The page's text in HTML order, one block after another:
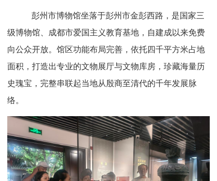
彭州市博物馆坐落于彭州市金彭西路，是国家三
级博物馆、成都市爱国主义教育基地，自建成以来免费
向公众开放。馆区功能布局完善，依托四千平方米占地
面积，打造出专业的文物展厅与文物库房，珍藏海量历
史瑰宝，完整串联起当地从殷商至清代的千年发展脉
络。